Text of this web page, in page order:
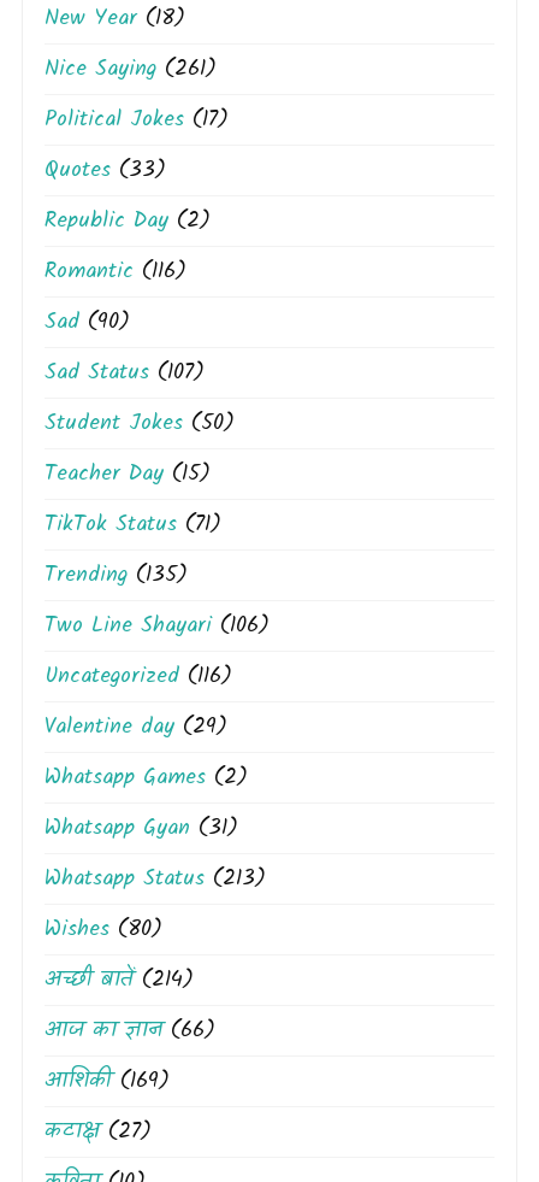
New Year(18)
Nice Saying (261)
Political Jokes (17)
Quotes (33)
Republic Day (2)
Romantic (116)
Sad (90)
Sad Status (107)
Student Jokes (50)
Teacher Day (15)
TikTok Status (71)
Trending (135)
Two Line Shayari(106)
Uncategorized (116)
Valentine day (29)
Whatsapp Games (2)
Whatsapp Gyan (31)
Whatsapp Status (213)
Wishes (80)
अच्छी बातें(214)
आज का ज्ञान(66)
आशिकी(169)
कटाक्ष(27)